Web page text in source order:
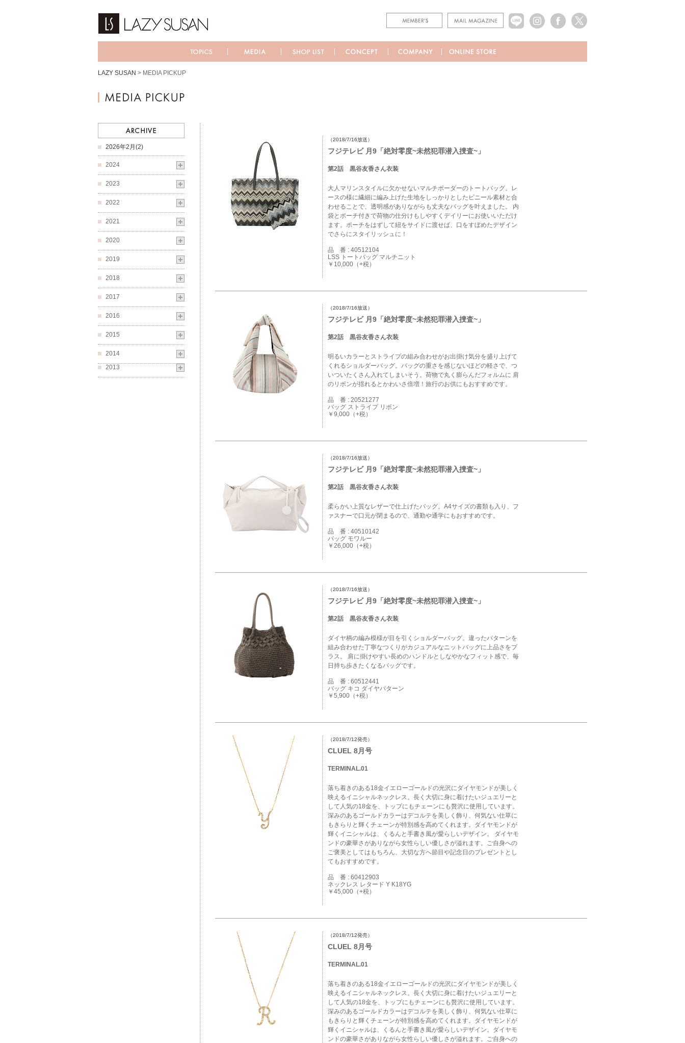
LAZY SUSAN > MEDIA PICKUP
2026年2月(2)
2024
2023
2022
2021
2020
2019
2018
2017
2016
2015
2014
2013
（2018/7/16放送）
フジテレビ 月9「絶対零度~未然犯罪潜入捜査~」
第2話 黒谷友香さん衣装
大人マリンスタイルに欠かせないマルチボーダーのトートバッグ。レ
ースの様に繊細に編み上げた生地をしっかりとしたビニール素材と合
わせることで、透明感がありながらも丈夫なバッグを叶えました。 内
袋とポーチ付きで荷物の仕分けもしやすくデイリーにお使いいただけ
ます。ポーチをはずして紐をサイドに渡せば、口をすぼめたデザイン
でさらにスタイリッシュに！
品 番 : 40512104
LSS トートバッグ マルチニット
￥10,000（+税）
（2018/7/16放送）
フジテレビ 月9「絶対零度~未然犯罪潜入捜査~」
第2話 黒谷友香さん衣装
明るいカラーとストライプの組み合わせがお出掛け気分を盛り上げて
くれるショルダーバッグ。バッグの重さを感じないほどの軽さで、つ
いついたくさん入れてしまいそう。荷物で丸く膨らんだフォルムに 肩
のリボンが揺れるとかわいさ倍増！旅行のお供にもおすすめです。
品 番 : 20521277
バッグ ストライプ リボン
￥9,000（+税）
（2018/7/16放送）
フジテレビ 月9「絶対零度~未然犯罪潜入捜査~」
第2話 黒谷友香さん衣装
柔らかい上質なレザーで仕上げたバッグ。A4サイズの書類も入り、フ
ァスナーで口元が閉まるので、通勤や通学にもおすすめです。
品 番 : 40510142
バッグ モワルー
￥26,000（+税）
（2018/7/16放送）
フジテレビ 月9「絶対零度~未然犯罪潜入捜査~」
第2話 黒谷友香さん衣装
ダイヤ柄の編み模様が目を引くショルダーバッグ。違ったパターンを
組み合わせた丁寧なつくりがカジュアルなニットバッグに上品さをプ
ラス。 肩に掛けやすい長めのハンドルとしなやかなフィット感で、毎
日持ち歩きたくなるバッグです。
品 番 : 60512441
バッグ キコ ダイヤパターン
￥5,900（+税）
（2018/7/12発売）
CLUEL 8月号
TERMINAL.01
落ち着きのある18金イエローゴールドの光沢にダイヤモンドが美しく
映えるイニシャルネックレス。長く大切に身に着けたいジュエリーと
して人気の18金を、トップにもチェーンにも贅沢に使用しています。
深みのあるゴールドカラーはデコルテを美しく飾り、何気ない仕草に
もきらりと輝くチェーンが特別感を高めてくれます。ダイヤモンドが
輝くイニシャルは、くるんと手書き風が愛らしいデザイン。 ダイヤモ
ンドの豪華さがありながら女性らしい優しさが溢れます。ご自身への
ご褒美としてはもちろん、大切な方へ節目や記念日のプレゼントとし
てもおすすめです。
品 番 : 60412903
ネックレス レタード Y K18YG
￥45,000（+税）
（2018/7/12発売）
CLUEL 8月号
TERMINAL.01
落ち着きのある18金イエローゴールドの光沢にダイヤモンドが美しく
映えるイニシャルネックレス。長く大切に身に着けたいジュエリーと
して人気の18金を、トップにもチェーンにも贅沢に使用しています。
深みのあるゴールドカラーはデコルテを美しく飾り、何気ない仕草に
もきらりと輝くチェーンが特別感を高めてくれます。ダイヤモンドが
輝くイニシャルは、くるんと手書き風が愛らしいデザイン。ダイヤモ
ンドの豪華さがありながら女性らしい優しさが溢れます。ご自身への